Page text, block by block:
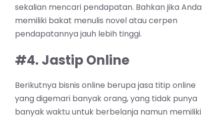
sekalian mencari pendapatan. Bahkan jika Anda
memiliki bakat menulis novel atau cerpen
pendapatannya jauh lebih tinggi.
#4. Jastip Online
Berikutnya bisnis online berupa jasa titip online
yang digemari banyak orang, yang tidak punya
banyak waktu untuk berbelanja namun memiliki